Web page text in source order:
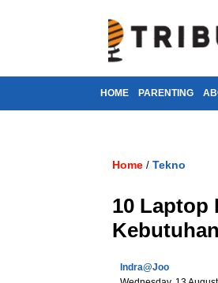
HOME PARENTING
Home / Tekno
10 Laptop
Indra@joo